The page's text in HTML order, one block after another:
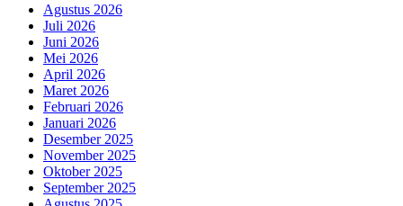
Agustus 2026
Juli 2026
Juni 2026
Mei 2026
April 2026
Maret 2026
Februari 2026
Januari 2026
Desember 2025
November 2025
Oktober 2025
September 2025